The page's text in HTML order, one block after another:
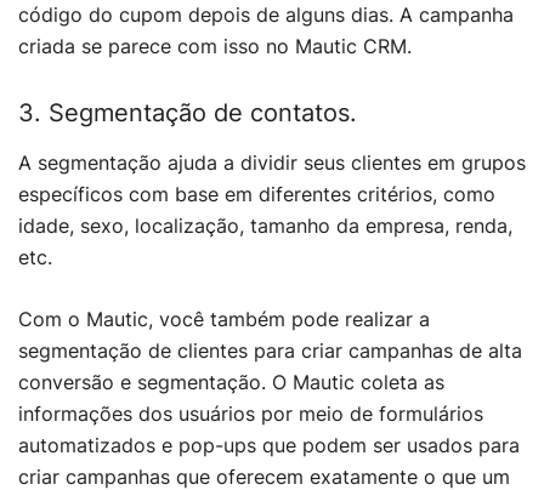
código do cupom depois de alguns dias. A campanha
criada se parece com isso no Mautic CRM.
3. Segmentação de contatos.
A segmentação ajuda a dividir seus clientes em grupos
específicos com base em diferentes critérios, como
idade, sexo, localização, tamanho da empresa, renda,
etc.
Com o Mautic, você também pode realizar a
segmentação de clientes para criar campanhas de alta
conversão e segmentação. O Mautic coleta as
informações dos usuários por meio de formulários
automatizados e pop-ups que podem ser usados ​​para
criar campanhas que oferecem exatamente o que um